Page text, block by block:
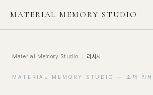
MATERIAL MEMORY STUDIO
Material Memory Studio / 리서치
MATERIAL MEMORY STUDIO — 소재 리서